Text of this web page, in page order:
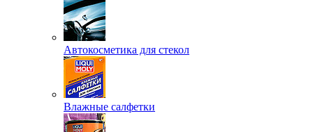
Автокосметика для стекол
Влажные салфетки